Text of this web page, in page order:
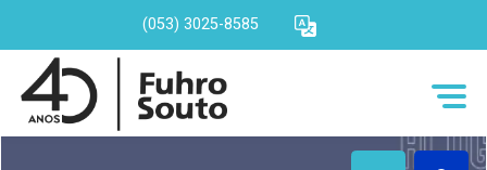
(053) 3025-8585